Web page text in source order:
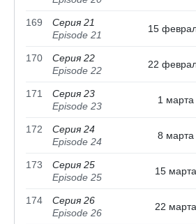
169
Серия 21
Episode 21
15
170
Серия 22
Episode 22
22
171
Серия 23
Episode 23
1 марта
172
Серия 24
Episode 24
8 марта
173
Серия 25
Episode 25
15
174
Серия 26
Episode 26
22